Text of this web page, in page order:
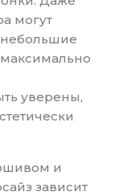
могут
небольшие
уверены,
и
зависит